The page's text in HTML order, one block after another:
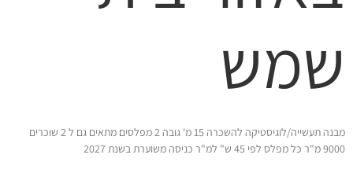
שמש
מבנה תעשייה/לוגיסטיקה להשכרה 15 מ' גובה 2 מפלסים מתאים גם ל 2 שוכרים
9000 מ"ר כל מפלס לפי 45 ש" למ"ר כניסה משוערת בשנת 2027